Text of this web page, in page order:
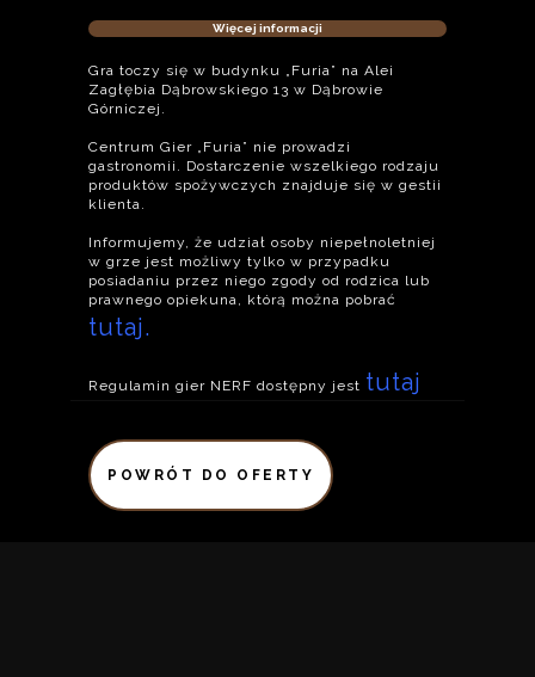
Więcej informacji
Gra toczy się w budynku „Furia” na Alei
Zagłębia Dąbrowskiego 13 w Dąbrowie
Górniczej.
Centrum Gier „Furia” nie prowadzi
gastronomii. Dostarczenie wszelkiego rodzaju
produktów spożywczych znajduje się w gestii
klienta.
Informujemy, że udział osoby niepełnoletniej
w grze jest możliwy tylko w przypadku
posiadaniu przez niego zgody od rodzica lub
prawnego opiekuna, którą można pobrać
tutaj.
Regulamin gier NERF dostępny jest tutaj
POWRÓT DO OFERTY